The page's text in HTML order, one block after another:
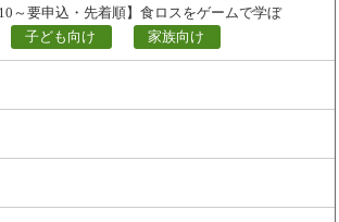
10～要申込・先着順】食ロスをゲームで学ぼ
子ども向け 家族向け